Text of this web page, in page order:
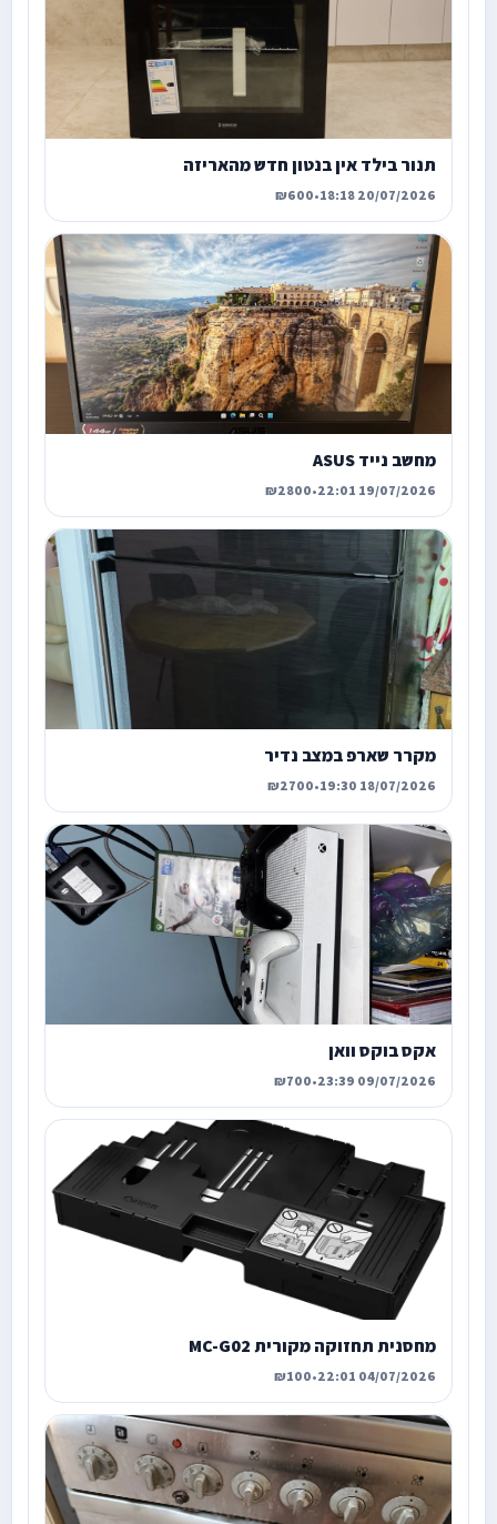
תנור בילד אין בנטון חדש מהאריזה
20/07/2026 18:18
•
₪600
מחשב נייד ASUS
19/07/2026 22:01
•
₪2800
מקרר שארפ במצב נדיר
18/07/2026 19:30
•
₪2700
אקס בוקס וואן
09/07/2026 23:39
•
₪700
מחסנית תחזוקה מקורית MC-G02
04/07/2026 22:01
•
₪100